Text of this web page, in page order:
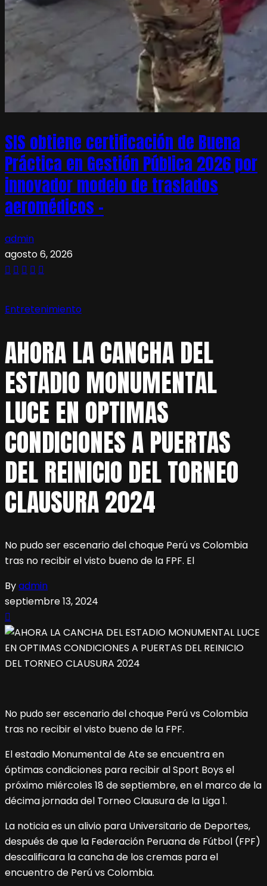
SIS obtiene certificación de Buena
Práctica en Gestión Pública 2026 por
innovador modelo de traslados
aeromédicos –
admin
agosto 6, 2026
Entretenimiento
AHORA LA CANCHA DEL
ESTADIO MONUMENTAL
LUCE EN OPTIMAS
CONDICIONES A PUERTAS
DEL REINICIO DEL TORNEO
CLAUSURA 2024
No pudo ser escenario del choque Perú vs Colombia
tras no recibir el visto bueno de la FPF. El
Byadmin
septiembre 13, 2024
No pudo ser escenario del choque Perú vs Colombia
tras no recibir el visto bueno de la FPF.
El estadio Monumental de Ate se encuentra en
óptimas condiciones para recibir al Sport Boys el
próximo miércoles 18 de septiembre, en el marco de la
décima jornada del Torneo Clausura de la Liga 1.
La noticia es un alivio para Universitario de Deportes,
después de que la Federación Peruana de Fútbol (FPF)
descalificara la cancha de los cremas para el
encuentro de Perú vs Colombia.